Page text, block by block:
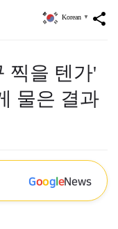
share
Korean ▼
찍을 텐가'
물은 결과
GoogleNews